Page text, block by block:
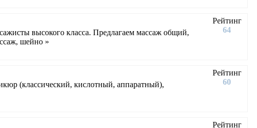
Рейтинг
64
высокого класса. Предлагаем массаж общий,
шейно »
Рейтинг
60
(классический, кислотный, аппаратный),
Рейтинг